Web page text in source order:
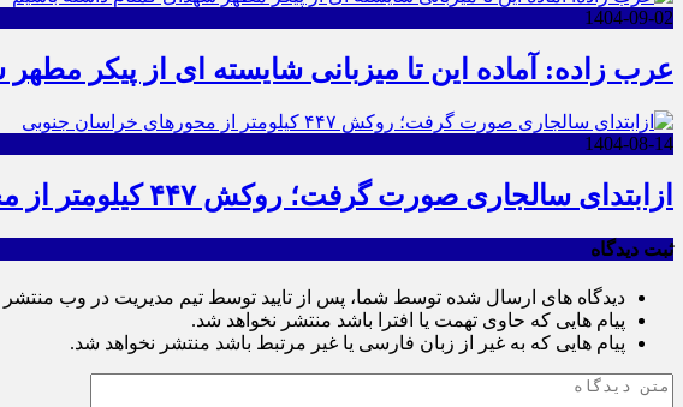
1404-09-02
عرب زاده: آماده این تا میزبانی شایسته ای از پیکر
1404-08-14
ازابتدای سالجاری صورت گرفت؛ روکش ۴۴۷ کیلومتر از محورهای خراسان جنوبی
ثبت دیدگاه
دیدگاه های ارسال شده توسط شما، پس از تایید توسط تیم مدیریت در وب
پیام هایی که حاوی تهمت یا افترا باشد منتشر نخواهد شد.
پیام هایی که به غیر از زبان فارسی یا غیر مرتبط باشد منتشر نخواهد شد.